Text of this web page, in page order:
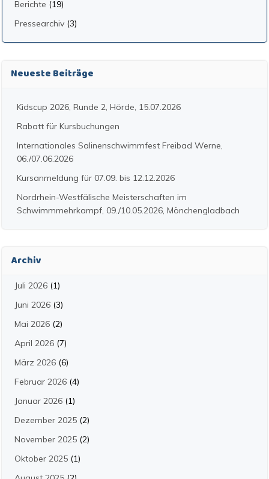
Berichte (19)
Pressearchiv (3)
Neueste Beiträge
Kidscup 2026, Runde 2, Hörde, 15.07.2026
Rabatt für Kursbuchungen
Internationales Salinenschwimmfest Freibad Werne,
06./07.06.2026
Kursanmeldung für 07.09. bis 12.12.2026
Nordrhein-Westfälische Meisterschaften im
Schwimmmehrkampf, 09./10.05.2026, Mönchengladbach
Archiv
Juli 2026 (1)
Juni 2026 (3)
Mai 2026 (2)
April 2026 (7)
März 2026 (6)
Februar 2026 (4)
Januar 2026 (1)
Dezember 2025 (2)
November 2025 (2)
Oktober 2025 (1)